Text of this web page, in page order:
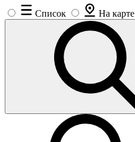
Список На карте